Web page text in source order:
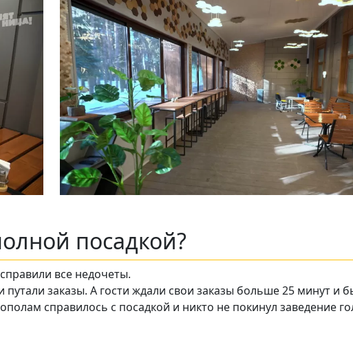
посадкой?
все недочеты.
заказы. А гости ждали свои заказы больше 25 минут и
справилось с посадкой и никто не покинул заведение